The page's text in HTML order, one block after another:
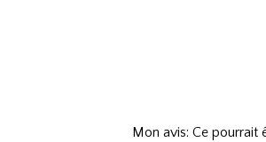
Mon avis: Ce pourrait